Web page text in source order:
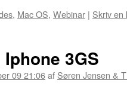
, Mac OS, Webinar | Skriv en
3GS
09 21:06af Søren Jensen &